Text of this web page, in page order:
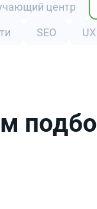
центр
SEO